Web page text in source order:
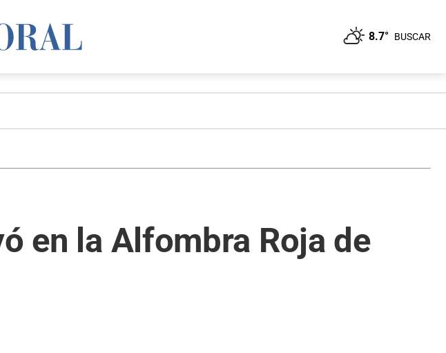
8.7° BUSCAR
en la Alfombra Roja de